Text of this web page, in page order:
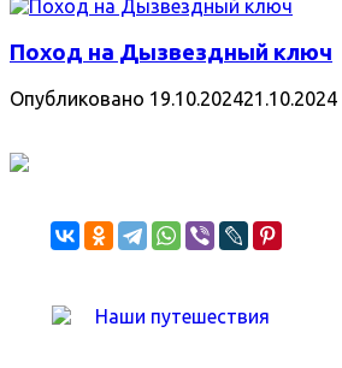
Поход на Дызвездный ключ
Опубликовано 19.10.202421.10.2024